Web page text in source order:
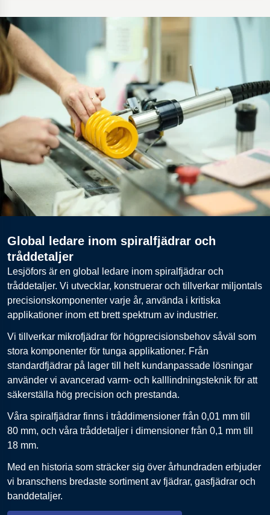
Global ledare inom spiralfjädrar och
tråddetaljer
Lesjöfors är en global ledare inom spiralfjädrar och
tråddetaljer. Vi utvecklar, konstruerar och tillverkar miljontals
precisionskomponenter varje år, använda i kritiska
applikationer inom ett brett spektrum av industrier.
Vi tillverkar mikrofjädrar för högprecisionsbehov såväl som
stora komponenter för tunga applikationer. Från
standardfjädrar på lager till helt kundanpassade lösningar
använder vi avancerad varm- och kalllindningsteknik för att
säkerställa hög precision och prestanda.
Våra spiralfjädrar finns i tråddimensioner från 0,01 mm till
80 mm, och våra tråddetaljer i dimensioner från 0,1 mm till
18 mm.
Med en historia som sträcker sig över århundraden erbjuder
vi branschens bredaste sortiment av fjädrar, gasfjädrar och
banddetaljer.